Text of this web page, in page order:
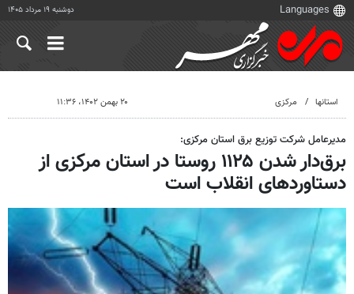
دوشنبه ۱۹ مرداد ۱۴۰۵
استانها مرکزی ۲۰ بهمن ۱۴۰۲، ۱۱:۳۶
مدیرعامل شرکت توزیع برق استان مرکزی:
برق‌دار شدن ۱۱۲۵ روستا در استان مرکزی از
دستاوردهای انقلاب است